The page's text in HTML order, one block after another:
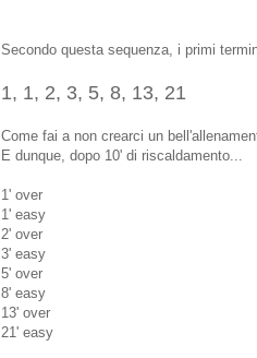
Secondo questa sequenza, i primi
1, 1, 2, 3, 5, 8, 13, 21
Come fai a non crearci un
E dunque, dopo 10' di riscaldamento...
1' over
1' easy
2' over
3' easy
5' over
8' easy
13' over
21' easy